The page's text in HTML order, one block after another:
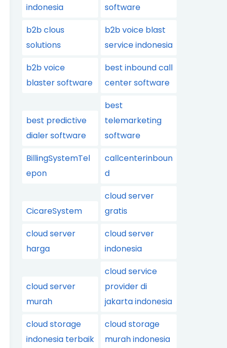
indonesia
software
b2b clous
solutions
b2b voice blast
service indonesia
b2b voice
blaster software
best inbound call
center software
best predictive
dialer software
best
telemarketing
software
BillingSystemTel
epon
callcenterinboun
d
CicareSystem
cloud server
gratis
cloud server
harga
cloud server
indonesia
cloud server
murah
cloud service
provider di
jakarta indonesia
cloud storage
indonesia terbaik
cloud storage
murah indonesia